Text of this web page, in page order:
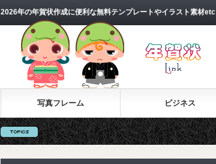
2026年の年賀状作成に便利な無料テンプレートやイラスト素材etc
写真フレーム ビジネス